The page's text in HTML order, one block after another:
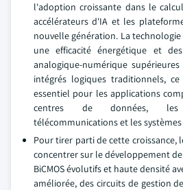
l'adoption croissante dans le
accélérateurs d'IA et les
nouvelle génération. La technologie
une efficacité énergétique et
analogique-numérique
intégrés logiques traditionnels,
essentiel pour les applications
centres de données, les
télécommunications et les
Pour tirer parti de cette croissance,
concentrer sur le développement
BiCMOS évolutifs et haute densité
améliorée, des circuits de gestion